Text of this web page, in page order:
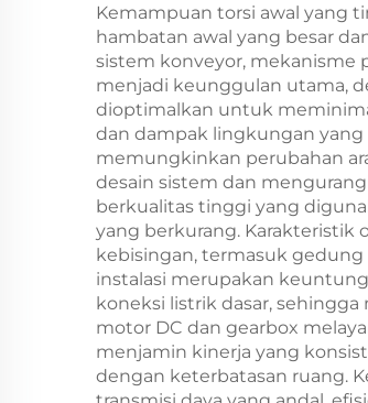
Kemampuan torsi awal yang
hambatan awal yang besar
sistem konveyor, mekanisme
menjadi keunggulan utama,
dioptimalkan untuk
dan dampak lingkungan yang
memungkinkan perubahan
desain sistem dan
berkualitas tinggi yang
yang berkurang. Karakteristik
kebisingan, termasuk
instalasi merupakan
koneksi listrik dasar,
motor DC dan gearbox
menjamin kinerja yang
dengan keterbatasan ruang.